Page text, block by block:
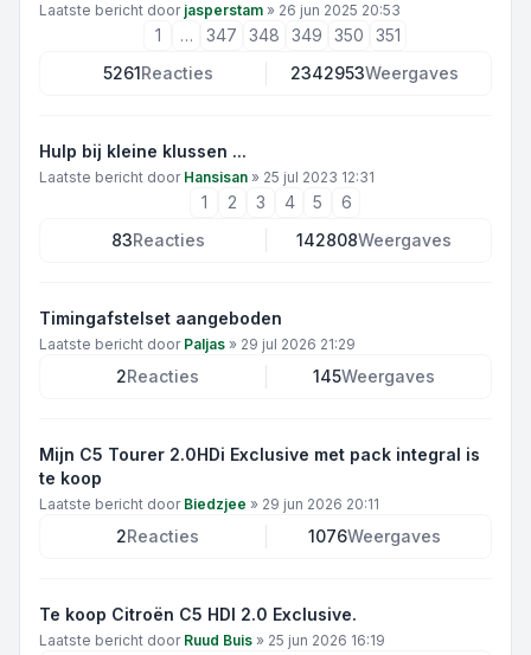
Laatste bericht door jasperstam » 26 jun 2025 20:53
1 … 347 348 349 350
351
5261Reacties 2342953Weergaves
Hulp bij kleine klussen ...
Laatste bericht door Hansisan » 25 jul 2023 12:31
1 2 3 4 5
6
83Reacties 142808Weergaves
Timingafstelset aangeboden
Laatste bericht door Paljas » 29 jul 2026 21:29
2Reacties 145Weergaves
Mijn C5 Tourer 2.0HDi Exclusive met pack integral is
te koop
Laatste bericht door Biedzjee » 29 jun 2026 20:11
2Reacties 1076Weergaves
Te koop Citroën C5 HDI 2.0 Exclusive.
Laatste bericht door Ruud Buis » 25 jun 2026 16:19